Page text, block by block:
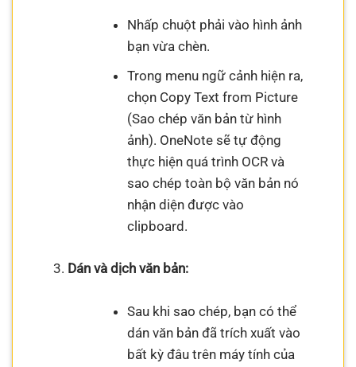
Nhấp chuột phải vào hình ảnh
bạn vừa chèn.
Trong menu ngữ cảnh hiện ra,
chọn Copy Text from Picture
(Sao chép văn bản từ hình
ảnh). OneNote sẽ tự động
thực hiện quá trình OCR và
sao chép toàn bộ văn bản nó
nhận diện được vào
clipboard.
Dán và dịch văn bản:
Sau khi sao chép, bạn có thể
dán văn bản đã trích xuất vào
bất kỳ đâu trên máy tính của